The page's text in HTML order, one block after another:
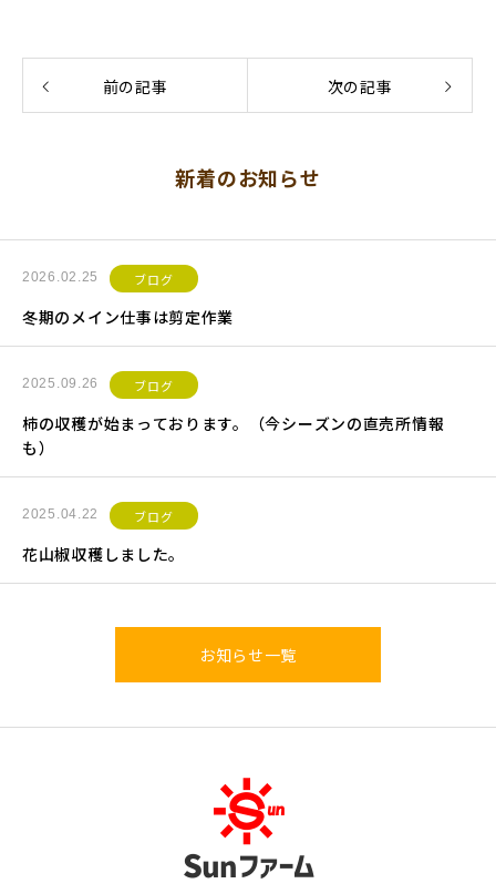
前の記事 次の記事
新着のお知らせ
2026.02.25 ブログ
冬期のメイン仕事は剪定作業
2025.09.26 ブログ
柿の収穫が始まっております。（今シーズンの直売所情報
も）
2025.04.22 ブログ
花山椒収穫しました。
お知らせ一覧